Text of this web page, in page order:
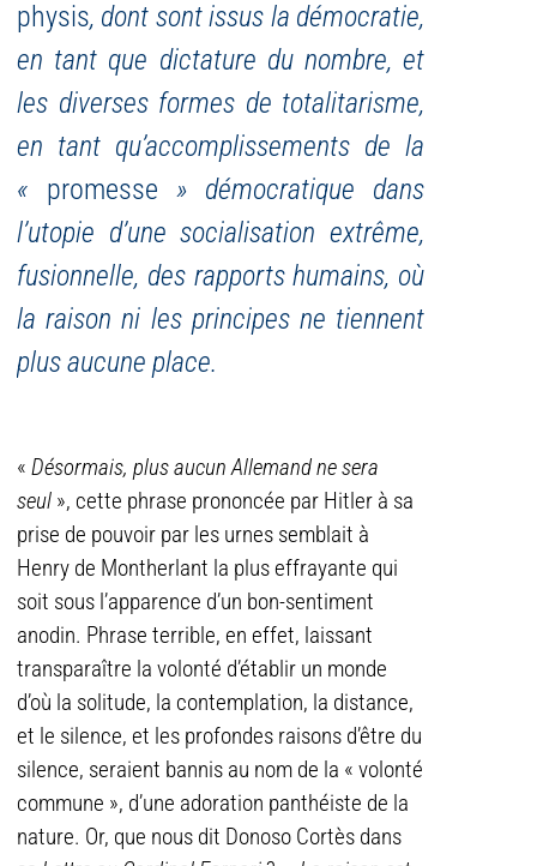
physis, dont sont issus la démocratie,
en tant que dictature du nombre, et
les diverses formes de totalitarisme,
en tant qu’accomplissements de la
« promesse » démocratique dans
l’utopie d’une socialisation extrême,
fusionnelle, des rapports humains, où
la raison ni les principes ne tiennent
plus aucune place.
« Désormais, plus aucun Allemand ne sera
seul », cette phrase prononcée par Hitler à sa
prise de pouvoir par les urnes semblait à
Henry de Montherlant la plus effrayante qui
soit sous l’apparence d’un bon-sentiment
anodin. Phrase terrible, en effet, laissant
transparaître la volonté d’établir un monde
d’où la solitude, la contemplation, la distance,
et le silence, et les profondes raisons d’être du
silence, seraient bannis au nom de la « volonté
commune », d’une adoration panthéiste de la
nature. Or, que nous dit Donoso Cortès dans